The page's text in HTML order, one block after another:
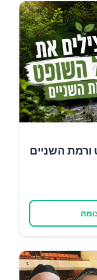
השניים